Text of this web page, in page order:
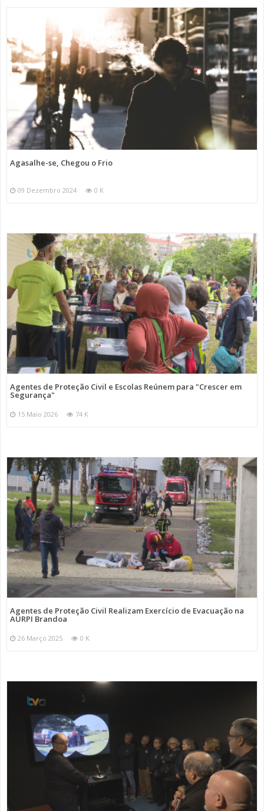
Agasalhe-se, Chegou o Frio
09 Dezembro 2024 0 K
Agentes de Proteção Civil e Escolas Reúnem para "Crescer em
Segurança"
15 Maio 2026 74 K
Agentes de Proteção Civil Realizam Exercício de Evacuação na
AURPI Brandoa
26 Março 2025 0 K